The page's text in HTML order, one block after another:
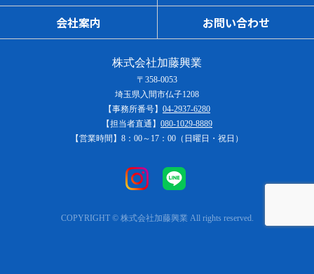
会社案内
お問い合わせ
株式会社加藤興業
〒358-0053
埼玉県入間市仏子1208
【事務所番号】 04-2937-6280
【担当者直通】 080-1029-8889
【営業時間】8：00～17：00（日曜日・祝日）
COPYRIGHT © 株式会社加藤興業 All rights reserved.